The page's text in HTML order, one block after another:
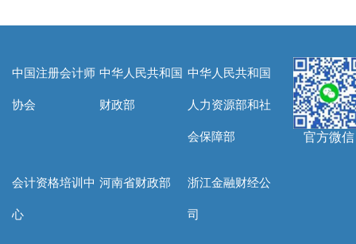
中国注册会计师
协会
中华人民共和国
财政部
中华人民共和国
人力资源部和社
会保障部
会计资格培训中
心
河南省财政部 浙江金融财经公
司
官方微信